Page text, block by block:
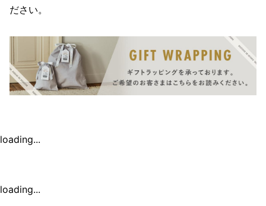
ださい。
loading...
loading...